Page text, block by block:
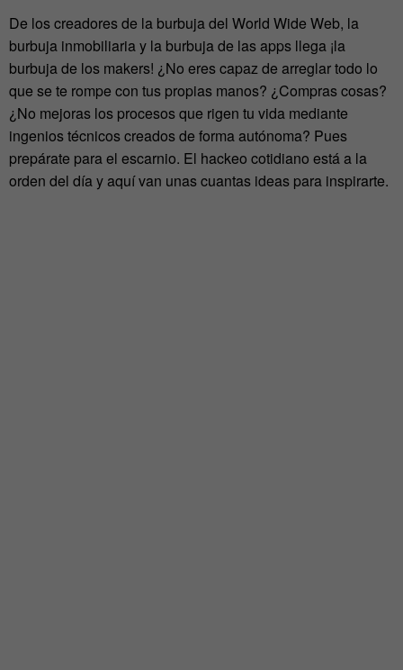
De los creadores de la burbuja del World Wide Web, la
burbuja inmobiliaria y la burbuja de las apps llega ¡la
burbuja de los makers! ¿No eres capaz de arreglar todo lo
que se te rompe con tus propias manos? ¿Compras cosas?
¿No mejoras los procesos que rigen tu vida mediante
ingenios técnicos creados de forma autónoma? Pues
prepárate para el escarnio. El hackeo cotidiano está a la
orden del día y aquí van unas cuantas ideas para inspirarte.